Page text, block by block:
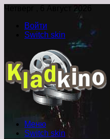
Четверг , 6 Август 2026
Войти
Switch skin
Меню
Switch skin